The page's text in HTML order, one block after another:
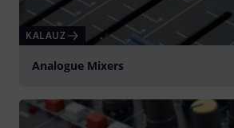
KALAUZ
Analogue Mixers